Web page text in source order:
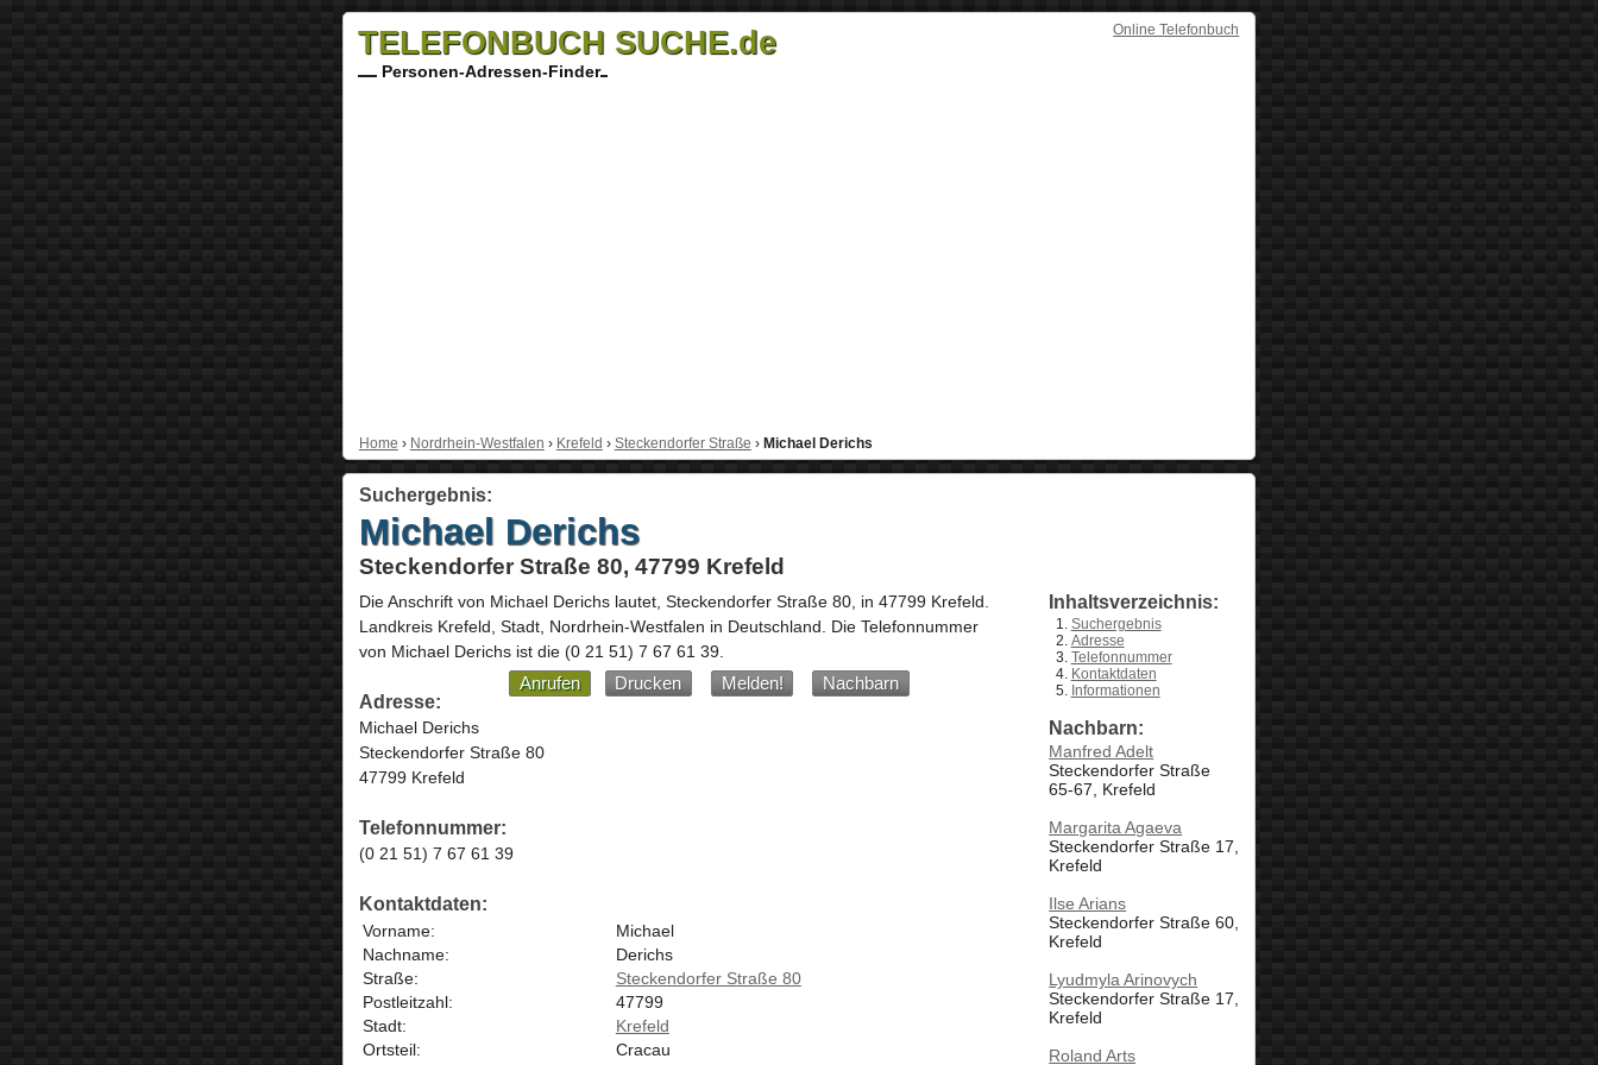
Online Telefonbuch
TELEFONBUCH SUCHE.de
Personen-Adressen-Finder
Home › Nordrhein-Westfalen › Krefeld › Steckendorfer Straße › Michael Derichs
Suchergebnis:
Michael Derichs
Steckendorfer Straße 80, 47799 Krefeld
Die Anschrift von Michael Derichslautet, Steckendorfer Straße 80, in 47799 Krefeld
Landkreis Krefeld, Stadt, Nordrhein-Westfalen in Deutschland
Die Telefonnummer
von Michael Derichs ist die (0 21 51) 7 67 61 39.
Anrufen Drucken Melden!
Nachbarn
Adresse:
Michael Derichs
Steckendorfer Straße 80
47799 Krefeld
Telefonnummer:
(0 21 51) 7 67 61 39
Kontaktdaten:
Vorname:
Michael
Nachname:
Derichs
Straße:
Steckendorfer Straße 80
Postleitzahl:
47799
Stadt:
Krefeld
Ortsteil:
Cracau
Inhaltsverzeichnis:
Suchergebnis
Adresse
Telefonnummer
Kontaktdaten
Informationen
Nachbarn:
Manfred Adelt
Steckendorfer Straße
65-67, Krefeld
Margarita Agaeva
Steckendorfer Straße 17,
Krefeld
Ilse Arians
Steckendorfer Straße 60,
Krefeld
Lyudmyla Arinovych
Steckendorfer Straße 17,
Krefeld
Roland Arts